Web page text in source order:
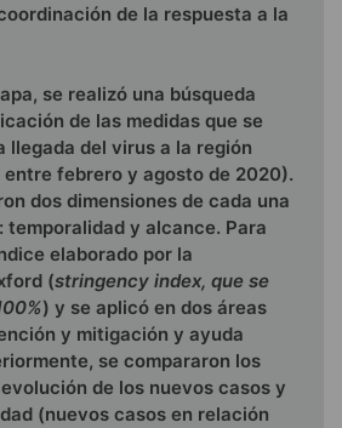
de la respuesta a la
se realizó una búsqueda
de las medidas que se
llegada del virus a la región
febrero y agosto de 2020).
dos dimensiones de cada una
temporalidad y alcance. Para
elaborado por la
(stringency index, que se
) y se aplicó en dos áreas
y mitigación y ayuda
se compararon los
de los nuevos casos y
(nuevos casos en relación